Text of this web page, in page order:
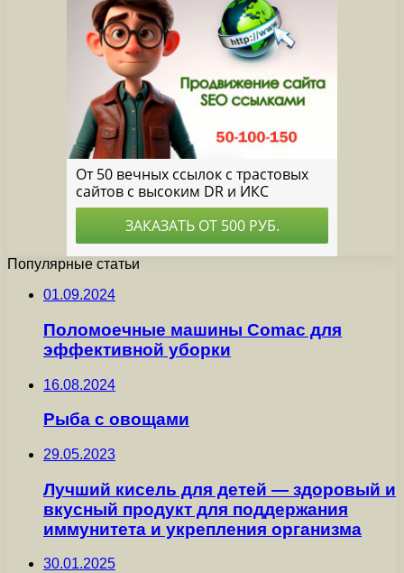
Популярные статьи
01.09.2024
Поломоечные машины Comac для
эффективной уборки
16.08.2024
Рыба с овощами
29.05.2023
Лучший кисель для детей — здоровый и
вкусный продукт для поддержания
иммунитета и укрепления организма
30.01.2025